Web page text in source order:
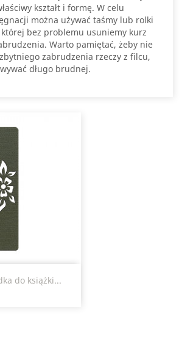
kształt i formę. W celu
można używać taśmy lub rolki
bez problemu usuniemy kurz
Warto pamiętać, żeby nie
zabrudzenia rzeczy z filcu,
długo brudnej.
do książki...